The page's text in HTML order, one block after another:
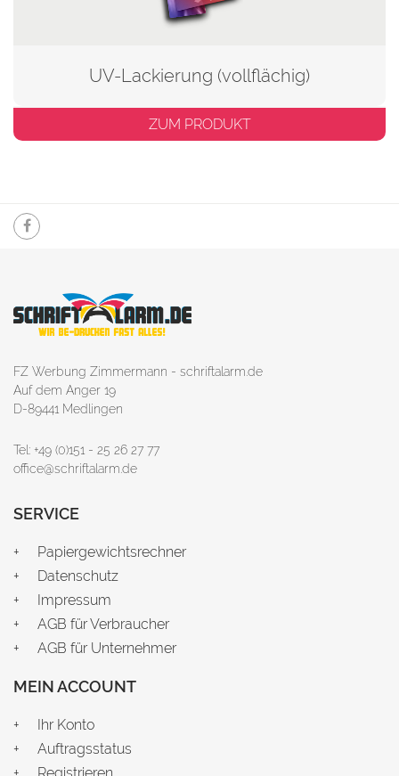
UV-Lackierung (vollflächig)
ZUM PRODUKT
FZ Werbung Zimmermann - schriftalarm.de
Auf dem Anger 19
D-89441 Medlingen
Tel: +49 (0)151 - 25 26 27 77
office@schriftalarm.de
SERVICE
Papiergewichtsrechner
Datenschutz
Impressum
AGB für Verbraucher
AGB für Unternehmer
MEIN ACCOUNT
Ihr Konto
Auftragsstatus